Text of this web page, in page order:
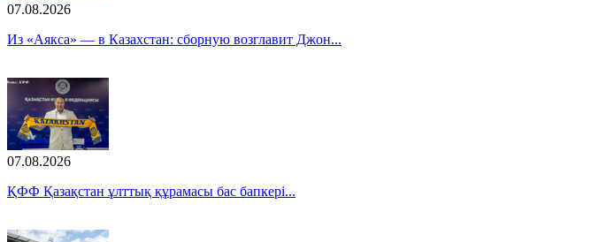
07.08.2026
Из «Аякса» — в Казахстан: сборную возглавит Джон...
07.08.2026
ҚФФ Қазақстан ұлттық құрамасы бас бапкері...